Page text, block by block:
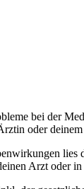
bei der
oder
lies
Arzt oder